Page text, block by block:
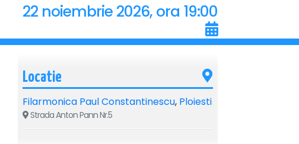
22 noiembrie 2026, ora 19:00
Locatie
Filarmonica Paul Constantinescu, Ploiesti
Strada Anton Pann Nr.5